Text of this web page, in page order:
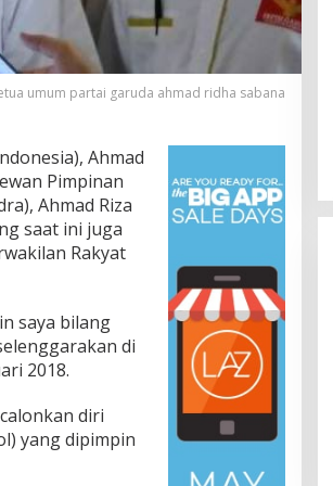
umum partai garuda ahmad ridha sabana
Ahmad
Pimpinan
Ahmad Riza
saat ini juga
Rakyat
saya bilang
di
2018.
diri
yang dipimpin
Jalan Bergelombang dan Minim
Lampu di Ruas Bumiayu–
Bantarkawung Telan Korban,
Innova Hantam Pohon di
Bantarkawung
In Berita, Daerah, Ekonomi, Hukum & Kriminal, Info
Desa, Nasional, Otomatif, Politik,
Sosial
04/08/2026